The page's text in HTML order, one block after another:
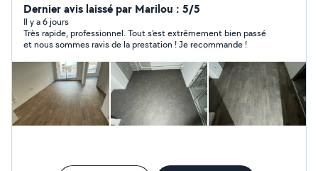
Dernier avis laissé par Marilou : 5/5
Il y a 6 jours
Très rapide, professionnel. Tout s’est extrêmement bien passé
et nous sommes ravis de la prestation ! Je recommande !